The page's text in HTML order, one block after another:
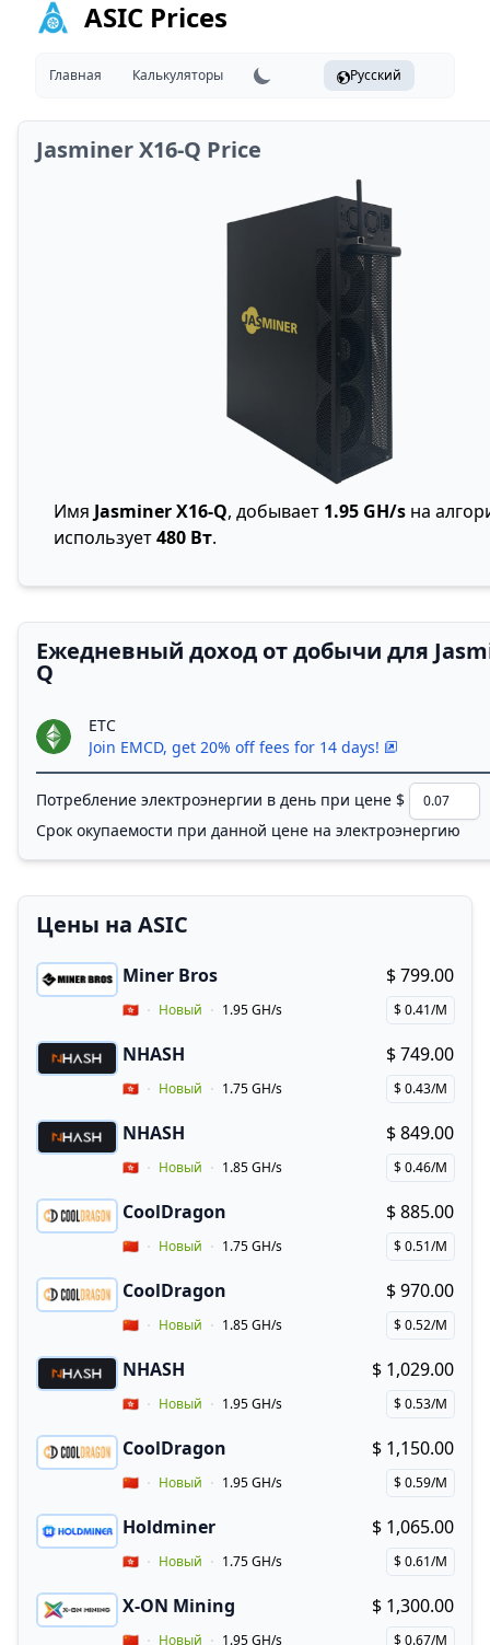
ASIC Prices
Главная Калькуляторы Русский
Jasminer X16-Q Price
Имя Jasminer X16-Q, добывает 1.95 GH/s на
использует480 Вт.
Ежедневный доход от добычи для
Q
ETC
Join EMCD, get 20% off fees for 14 days!
Потребление электроэнергии в день при цене $
Срок окупаемости при данной цене на электроэнергию
Цены на ASIC
Miner Bros Buy now!
$ 799.00
Price per hash!
$ 0.41/M
Vendor Country
🇭🇰 Новый 1.95 GH/s
NHASH Buy now!
$ 749.00
Price per hash!
$ 0.43/M
Vendor Country
🇭🇰 Новый 1.75 GH/s
NHASH Buy now!
$ 849.00
Price per hash!
$ 0.46/M
Vendor Country
🇭🇰 Новый 1.85 GH/s
CoolDragon Buy now!
$ 885.00
Price per hash!
$ 0.51/M
Vendor Country
🇨🇳 Новый 1.75 GH/s
CoolDragon Buy now!
$ 970.00
Price per hash!
$ 0.52/M
Vendor Country
🇨🇳 Новый 1.85 GH/s
NHASH Buy now!
$ 1,029.00
Price per hash!
$ 0.53/M
Vendor Country
🇭🇰 Новый 1.95 GH/s
CoolDragon Buy now!
$ 1,150.00
Price per hash!
$ 0.59/M
Vendor Country
🇨🇳 Новый 1.95 GH/s
Holdminer Buy now!
$ 1,065.00
Price per hash!
$ 0.61/M
Vendor Country
🇭🇰 Новый 1.75 GH/s
X-ON Mining Buy now!
$ 1,300.00
$ 0.67/M
Vendor Country
🇨🇳 Новый 1.95 GH/s